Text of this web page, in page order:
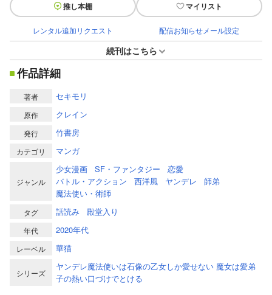
推し本棚 マイリスト
レンタル追加リクエスト 配信お知らせメール設定
続刊はこちら
作品詳細
著者 セキモリ
原作 クレイン
発行 竹書房
カテゴリ マンガ
ジャンル
少女漫画 SF・ファンタジー
恋愛
バトル・アクション
西洋風 ヤンデレ
師弟
魔法使い・術師
タグ 話読み 殿堂入り
年代 2020年代
レーベル 華猫
シリーズ
ヤンデレ魔法使いは石像の乙女しか愛せない 魔女は愛弟
子の熱い口づけでとける